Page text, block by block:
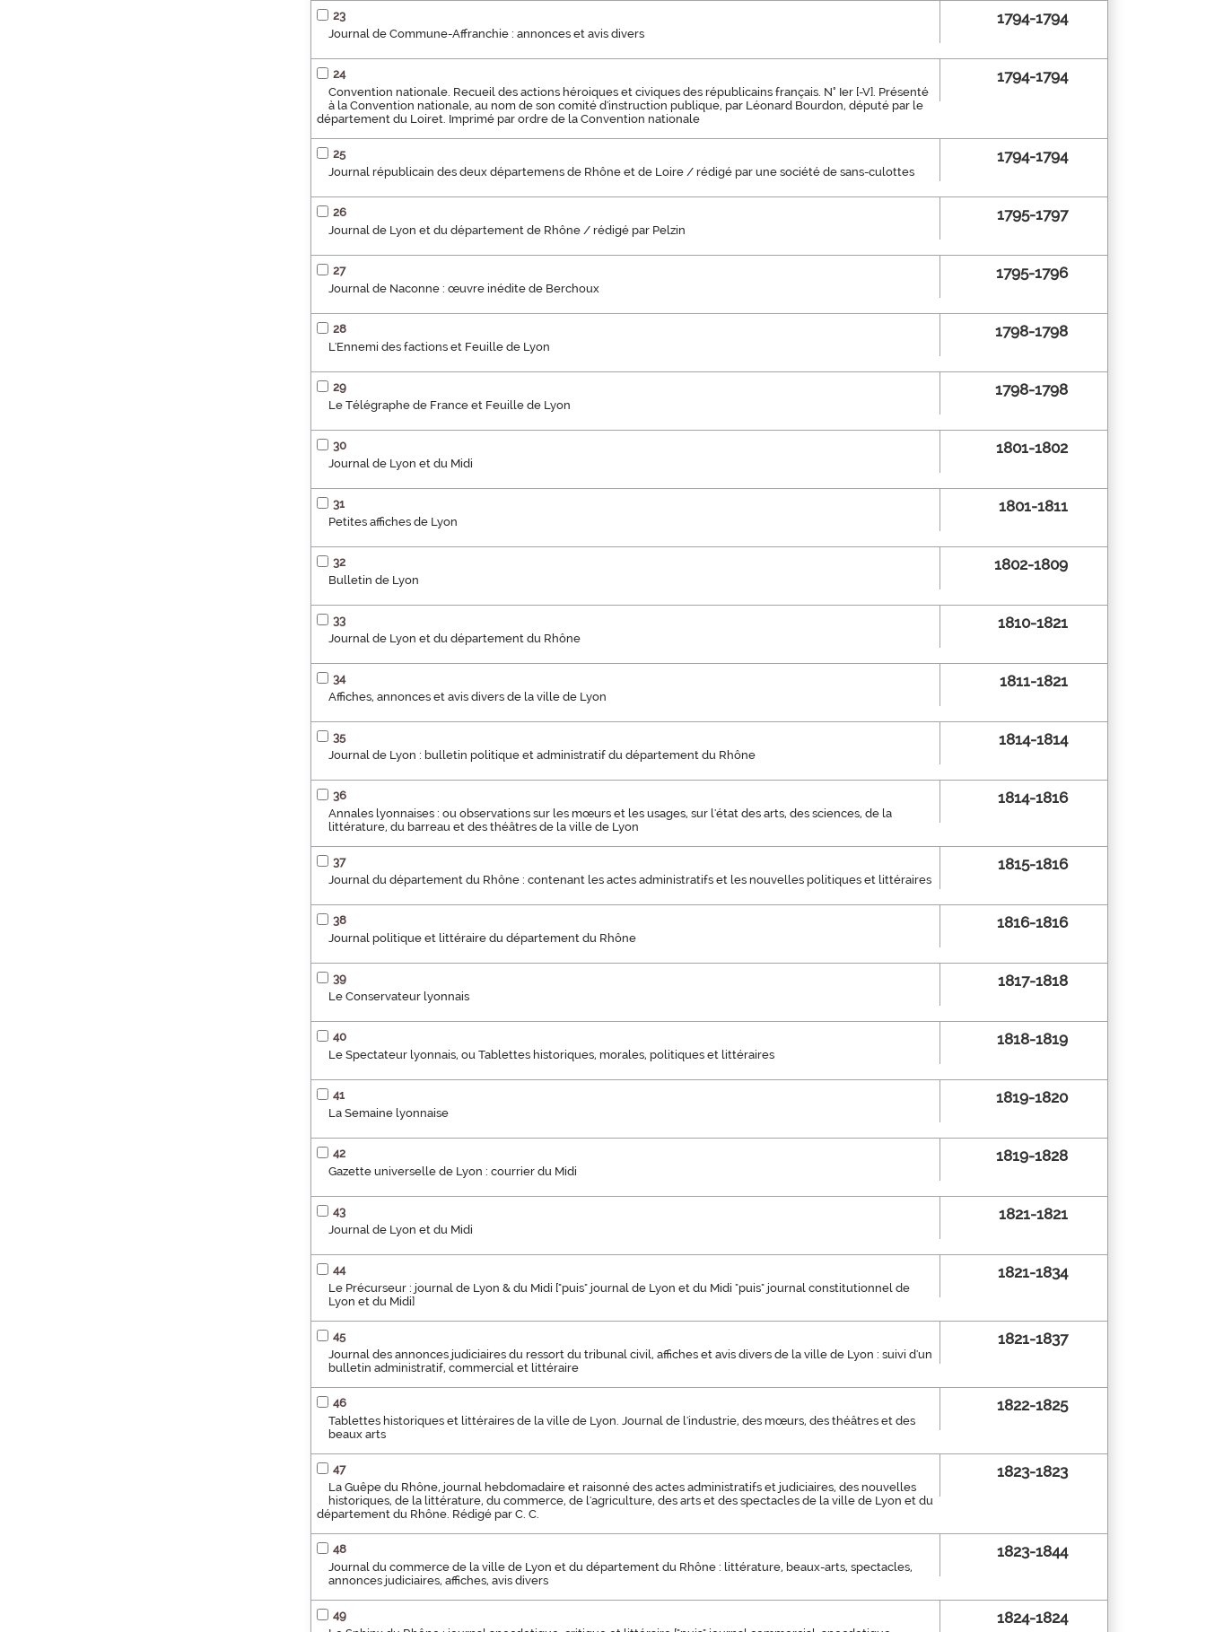
23
Journal de Commune-Affranchie : annonces et avis divers
1794-1794
24
Convention nationale. Recueil des actions héroiques et civiques des républicains français. N° Ier [-V]. Présenté
à la Convention nationale, au nom de son comité d'instruction publique, par Léonard Bourdon, député par le
département du Loiret. Imprimé par ordre de la Convention nationale
1794-1794
25
Journal républicain des deux départemens de Rhône et de Loire / rédigé par une société de sans-culottes
1794-1794
26
Journal de Lyon et du département de Rhône / rédigé par Pelzin
1795-1797
27
Journal de Naconne : œuvre inédite de Berchoux
1795-1796
28
L'Ennemi des factions et Feuille de Lyon
1798-1798
29
Le Télégraphe de France et Feuille de Lyon
1798-1798
30
Journal de Lyon et du Midi
1801-1802
31
Petites affiches de Lyon
1801-1811
32
Bulletin de Lyon
1802-1809
33
Journal de Lyon et du département du Rhône
1810-1821
34
Affiches, annonces et avis divers de la ville de Lyon
1811-1821
35
Journal de Lyon : bulletin politique et administratif du département du Rhône
1814-1814
36
Annales lyonnaises : ou observations sur les mœurs et les usages, sur l'état des arts, des sciences, de la
littérature, du barreau et des théâtres de la ville de Lyon
1814-1816
37
Journal du département du Rhône : contenant les actes administratifs et les nouvelles politiques et littéraires
1815-1816
38
Journal politique et littéraire du département du Rhône
1816-1816
39
Le Conservateur lyonnais
1817-1818
40
Le Spectateur lyonnais, ou Tablettes historiques, morales, politiques et littéraires
1818-1819
41
La Semaine lyonnaise
1819-1820
42
Gazette universelle de Lyon : courrier du Midi
1819-1828
43
Journal de Lyon et du Midi
1821-1821
44
Le Précurseur : journal de Lyon & du Midi ["puis" journal de Lyon et du Midi "puis" journal constitutionnel de
Lyon et du Midi]
1821-1834
45
Journal des annonces judiciaires du ressort du tribunal civil, affiches et avis divers de la ville de Lyon : suivi d'un
bulletin administratif, commercial et littéraire
1821-1837
46
Tablettes historiques et littéraires de la ville de Lyon. Journal de l'industrie, des mœurs, des théâtres et des
beaux arts
1822-1825
47
La Guêpe du Rhône, journal hebdomadaire et raisonné des actes administratifs et judiciaires, des nouvelles
historiques, de la littérature, du commerce, de l'agriculture, des arts et des spectacles de la ville de Lyon et du
département du Rhône. Rédigé par C. C.
1823-1823
48
Journal du commerce de la ville de Lyon et du département du Rhône : littérature, beaux-arts, spectacles,
annonces judiciaires, affiches, avis divers
1823-1844
49
1824-1824